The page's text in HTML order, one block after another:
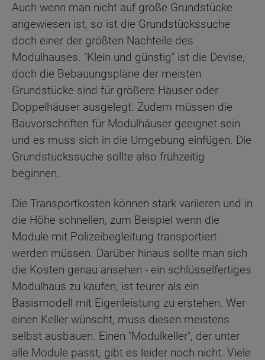
Auch wenn man nicht auf große Grundstücke
angewiesen ist, so ist die Grundstückssuche
doch einer der größten Nachteile des
Modulhauses. "Klein und günstig" ist die Devise,
doch die Bebauungspläne der meisten
Grundstücke sind für größere Häuser oder
Doppelhäuser ausgelegt. Zudem müssen die
Bauvorschriften für Modulhäuser geeignet sein
und es muss sich in die Umgebung einfügen. Die
Grundstückssuche sollte also frühzeitig
beginnen.
Die Transportkosten können stark variieren und in
die Höhe schnellen, zum Beispiel wenn die
Module mit Polizeibegleitung transportiert
werden müssen. Darüber hinaus sollte man sich
die Kosten genau ansehen - ein schlüsselfertiges
Modulhaus zu kaufen, ist teurer als ein
Basismodell mit Eigenleistung zu erstehen. Wer
einen Keller wünscht, muss diesen meistens
selbst ausbauen. Einen "Modulkeller", der unter
alle Module passt, gibt es leider noch nicht. Viele